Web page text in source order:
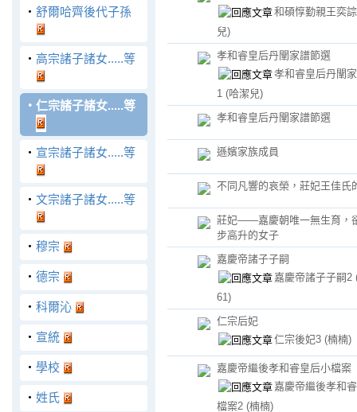
‧ 舒爾哈齊後代子孫
‧ 高宗諸子諸女.....等
‧ 仁宗諸子諸女.....等
‧ 宣宗諸子諸女.....等
‧ 文宗諸子諸女.....等
‧ 穆宗
‧ 德宗
‧ 科爾沁
‧ 宣統
‧ 學校
‧ 姓氏
和碩惇勤親王奕
兒)
孝和睿皇后丹闡家譜節選
孝和睿皇后丹闡
1 (哈潔兒)
孝和睿皇后丹闡家譜節選
遜嬪家族成員
不同凡響的哀榮，莊妃王佳氏
莊妃——嘉慶朝唯一無生育，
步高升的女子
嘉慶帝諸子子嗣
嘉慶帝諸子子嗣2
61)
仁宗后妃
仁宗後妃3 (楠楠)
嘉慶帝繼後孝和睿皇后小檔案
嘉慶帝繼後孝和
檔案2 (楠楠)